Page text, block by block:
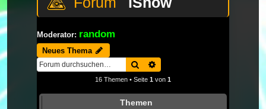
Moderator: random
Neues Thema
Suche
16 Themen • Seite 1 von 1
Themen